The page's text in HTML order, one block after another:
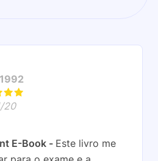
20
E-Book
Este livro me